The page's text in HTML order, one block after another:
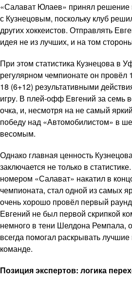
«Салават Юлаев» принял решение
с Кузнецовым, поскольку клуб
других хоккеистов. Отправлять
идея не из лучших, и на том
При этом статистика Кузнецова в
регулярном чемпионате он провёл
18 (6+12) результативными
игру. В плей-офф Евгений за семь
очка, и, несмотря на не самый
победу над «Автомобилистом» в
весомым.
Однако главная ценность
заключается не только в
номером «Салават» накатил в
чемпионата, стал одной из самых
очень хорошо провёл первый
Евгений не был первой скрипкой
немного в тени Шелдона Ремпала,
всегда помогал раскрывать
команде.
Позиция экспертов: логика